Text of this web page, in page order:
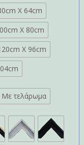
X 64cm
X 80cm
X 96cm
Με τελάρωμα